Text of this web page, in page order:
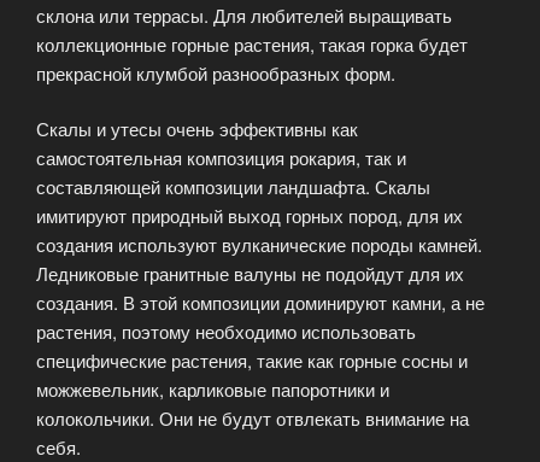
склона или террасы. Для любителей выращивать
коллекционные горные растения, такая горка будет
прекрасной клумбой разнообразных форм.
Скалы и утесы очень эффективны как
самостоятельная композиция рокария, так и
составляющей композиции ландшафта. Скалы
имитируют природный выход горных пород, для их
создания используют вулканические породы камней.
Ледниковые гранитные валуны не подойдут для их
создания. В этой композиции доминируют камни, а не
растения, поэтому необходимо использовать
специфические растения, такие как горные сосны и
можжевельник, карликовые папоротники и
колокольчики. Они не будут отвлекать внимание на
себя.